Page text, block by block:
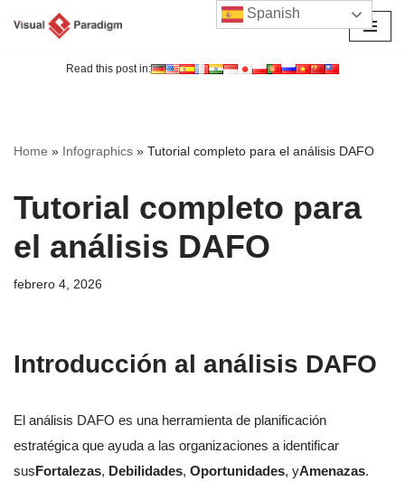
Read this post in:
Home » Infographics » Tutorial completo para el análisis DAFO
Tutorial completo para
el análisis DAFO
febrero 4, 2026
Introducción al análisis DAFO
El análisis DAFO es una herramienta de planificación
estratégica que ayuda a las organizaciones a identificar
susFortalezas, Debilidades, Oportunidades, yAmenazas.
Spanish